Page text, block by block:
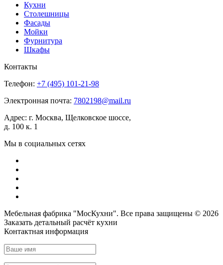
Кухни
Столешницы
Фасады
Мойки
Фурнитура
Шкафы
Контакты
Телефон: +7 (495) 101-21-98
Электронная почта: 7802198@mail.ru
Адрес: г. Москва, Щелковское шоссе,
д. 100 к. 1
Мы в социальных сетях
Мебельная фабрика "МосКухни". Все права защищены © 2026
Заказать детальный расчёт кухни
Контактная информация